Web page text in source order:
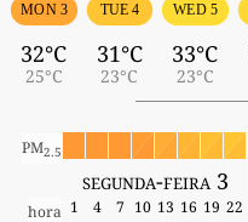
MON 3
32°C
25°C
TUE 4
31°C
23°C
WED 5
33°C
23°C
PM2.5
segunda-feira 3
hora 1 4 7 10 13 16 19 22